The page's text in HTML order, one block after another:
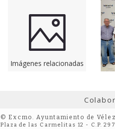
Imágenes relacionadas
© Excmo. Ayuntamiento de
Plaza de las Carmelitas 12 - C.P.